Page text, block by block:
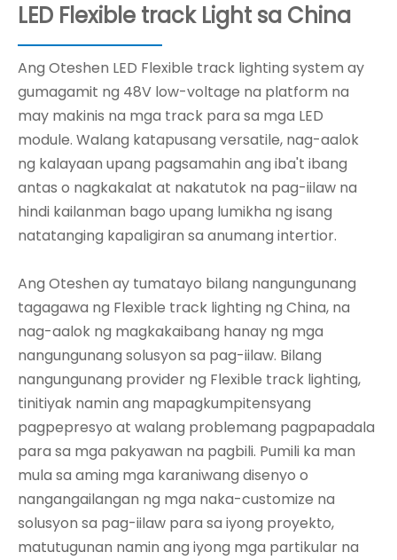
LED Flexible track Light sa China
Ang Oteshen LED Flexible track lighting system ay
gumagamit ng 48V low-voltage na platform na
may makinis na mga track para sa mga LED
module. Walang katapusang versatile, nag-aalok
ng kalayaan upang pagsamahin ang iba't ibang
antas o nagkakalat at nakatutok na pag-iilaw na
hindi kailanman bago upang lumikha ng isang
natatanging kapaligiran sa anumang intertior.
Ang Oteshen ay tumatayo bilang nangungunang
tagagawa ng Flexible track lighting ng China, na
nag-aalok ng magkakaibang hanay ng mga
nangungunang solusyon sa pag-iilaw. Bilang
nangungunang provider ng Flexible track lighting,
tinitiyak namin ang mapagkumpitensyang
pagpepresyo at walang problemang pagpapadala
para sa mga pakyawan na pagbili. Pumili ka man
mula sa aming mga karaniwang disenyo o
nangangailangan ng mga naka-customize na
solusyon sa pag-iilaw para sa iyong proyekto,
matutugunan namin ang iyong mga partikular na